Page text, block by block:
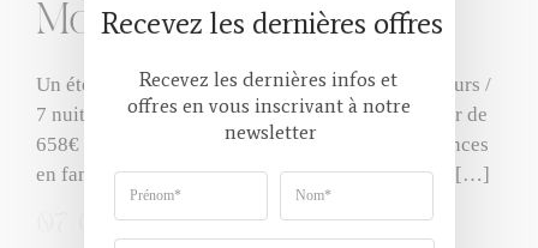
Montclar
Un été en famille tout compris à la montagne 8 jours /
7 nuits en demi-pension avec activités 👉 À partir de
658€ / personne La formule idéale pour des vacances
en famille tout compris et sans stress. Profitez de […]
07/04/2025
Recevez les dernières offres
Recevez les dernières infos et
offres en vous inscrivant à notre
newsletter